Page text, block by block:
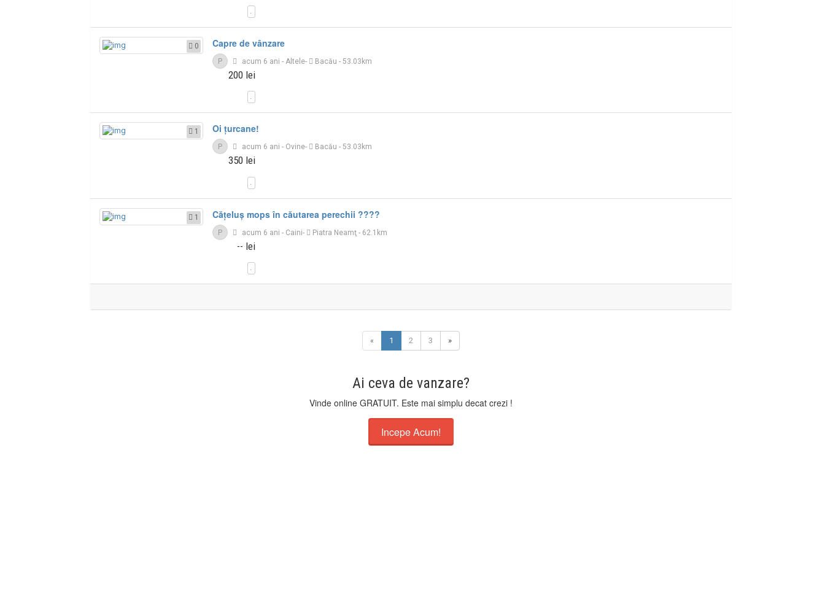
0 Capre de vânzare
P acum 6 ani - Altele- Bacău - 53.03km
200 lei
1 Oi țurcane!
P acum 6 ani - Ovine- Bacău - 53.03km
350 lei
1 Cățeluș mops în căutarea perechii ????
P acum 6 ani - Caini- Piatra Neamţ- 62.1km
-- lei
« 1 2 3 »
Ai ceva de vanzare?
Vinde online GRATUIT. Este mai simplu decat crezi !
Incepe Acum!